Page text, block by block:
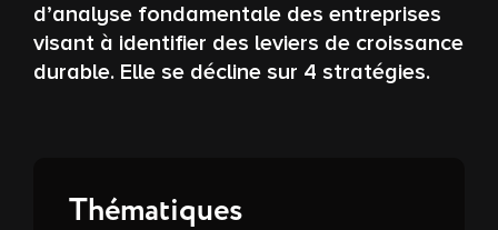
d’analyse fondamentale des entreprises
visant à identifier des leviers de croissance
durable. Elle se décline sur 4 stratégies.
Thématiques